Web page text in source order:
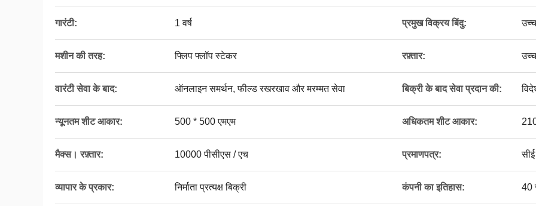
गारंटी: 1 वर्ष प्रमुख विक्रय बिंदु:
मशीन की तरह: फ्लिप फ्लॉप स्टेकर रफ़्तार:
वारंटी सेवा के बाद: ऑनलाइन समर्थन, फील्ड रखरखाव और मरम्मत सेवा बिक्री के बाद सेवा प्रदान की:
न्यूनतम शीट आकार: 500 * 500 एमएम अधिकतम शीट आकार:
मैक्स। रफ़्तार: 10000 पीसीएस / एच प्रमाणपत्र:
व्यापार के प्रकार: निर्माता प्रत्यक्ष बिक्री कंपनी का इतिहास: 40